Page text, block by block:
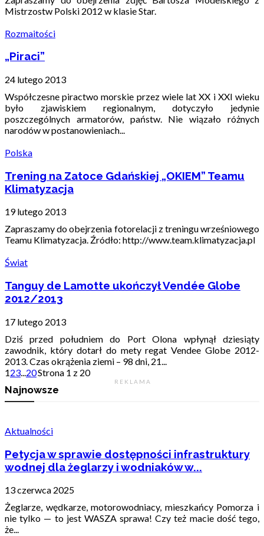
Mistrzostw Polski 2012 w klasie Star.
Rozmaitości
„Piraci”
24 lutego 2013
Współczesne piractwo morskie przez wiele lat XX i XXI wieku
było zjawiskiem regionalnym, dotyczyło jedynie
poszczególnych armatorów, państw. Nie wiązało różnych
narodów w postanowieniach...
Polska
Trening na Zatoce Gdańskiej „OKIEM” Teamu
Klimatyzacja
19 lutego 2013
Zapraszamy do obejrzenia fotorelacji z treningu wrześniowego
Teamu Klimatyzacja. Źródło: http://www.team.klimatyzacja.pl
Świat
Tanguy de Lamotte ukończył Vendée Globe
2012/2013
17 lutego 2013
Dziś przed południem do Port Olona wpłynął dziesiąty
zawodnik, który dotarł do mety regat Vendee Globe 2012-
2013. Czas okrążenia ziemi – 98 dni, 21...
123...20Strona 1 z 20
R E K L A M A
Najnowsze
Aktualności
Petycja w sprawie dostępności infrastruktury
wodnej dla żeglarzy i wodniaków w...
13 czerwca 2025
Żeglarze, wędkarze, motorowodniacy, mieszkańcy Pomorza i
nie tylko — to jest WASZA sprawa! Czy też macie dość tego,
że...